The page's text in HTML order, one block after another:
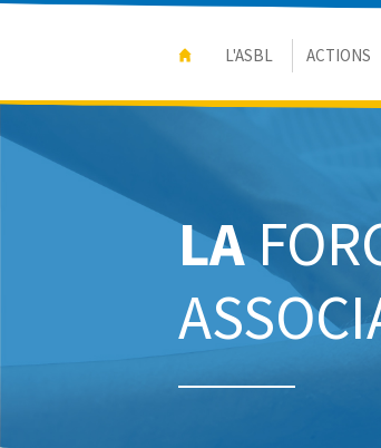
L'ASBL ACTIONS
LA